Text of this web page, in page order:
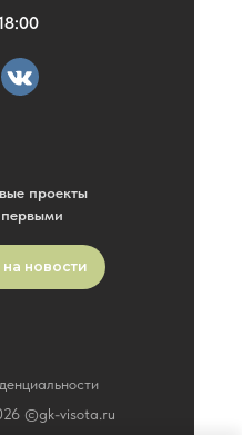
©gk-visota.ru
проекты
новости